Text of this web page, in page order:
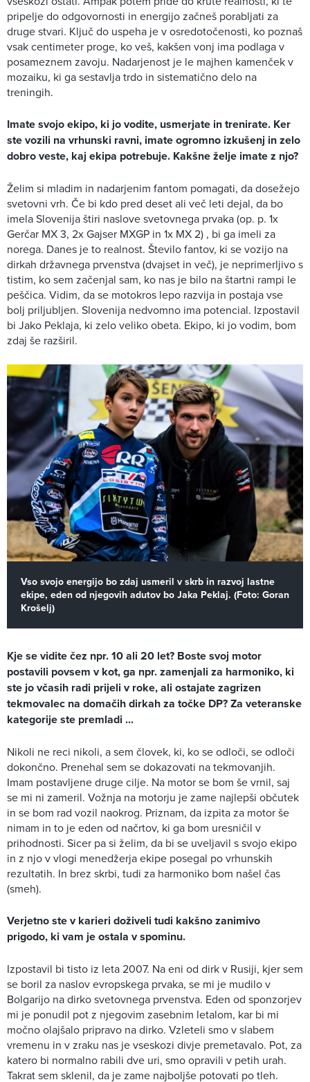
pripelje do odgovornosti in energijo začneš porabljati za
druge stvari. Ključ do uspeha je v osredotočenosti, ko poznaš
vsak centimeter proge, ko veš, kakšen vonj ima podlaga v
posameznem zavoju. Nadarjenost je le majhen kamenček v
mozaiku, ki ga sestavlja trdo in sistematično delo na
treningih.
Imate svojo ekipo, ki jo vodite, usmerjate in trenirate. Ker
ste vozili na vrhunski ravni, imate ogromno izkušenj in zelo
dobro veste, kaj ekipa potrebuje. Kakšne želje imate z njo?
Želim si mladim in nadarjenim fantom pomagati, da dosežejo
svetovni vrh. Če bi kdo pred deset ali več leti dejal, da bo
imela Slovenija štiri naslove svetovnega prvaka (op. p. 1x
Gerčar MX 3, 2x Gajser MXGP in 1x MX 2) , bi ga imeli za
norega. Danes je to realnost. Število fantov, ki se vozijo na
dirkah državnega prvenstva (dvajset in več), je neprimerljivo s
tistim, ko sem začenjal sam, ko nas je bilo na štartni rampi le
peščica. Vidim, da se motokros lepo razvija in postaja vse
bolj priljubljen. Slovenija nedvomno ima potencial. Izpostavil
bi Jako Peklaja, ki zelo veliko obeta. Ekipo, ki jo vodim, bom
zdaj še razširil.
Vso svojo energijo bo zdaj usmeril v skrb in razvoj lastne
ekipe, eden od njegovih adutov bo Jaka Peklaj. (Foto: Goran
Krošelj)
Kje se vidite čez npr. 10 ali 20 let? Boste svoj motor
postavili povsem v kot, ga npr. zamenjali za harmoniko, ki
ste jo včasih radi prijeli v roke, ali ostajate zagrizen
tekmovalec na domačih dirkah za točke DP? Za veteranske
kategorije ste premladi ...
Nikoli ne reci nikoli, a sem človek, ki, ko se odloči, se odloči
dokončno. Prenehal sem se dokazovati na tekmovanjih.
Imam postavljene druge cilje. Na motor se bom še vrnil, saj
se mi ni zameril. Vožnja na motorju je zame najlepši občutek
in se bom rad vozil naokrog. Priznam, da izpita za motor še
nimam in to je eden od načrtov, ki ga bom uresničil v
prihodnosti. Sicer pa si želim, da bi se uveljavil s svojo ekipo
in z njo v vlogi menedžerja ekipe posegal po vrhunskih
rezultatih. In brez skrbi, tudi za harmoniko bom našel čas
(smeh).
Verjetno ste v karieri doživeli tudi kakšno zanimivo
prigodo, ki vam je ostala v spominu.
Izpostavil bi tisto iz leta 2007. Na eni od dirk v Rusiji, kjer sem
se boril za naslov evropskega prvaka, se mi je mudilo v
Bolgarijo na dirko svetovnega prvenstva. Eden od sponzorjev
mi je ponudil pot z njegovim zasebnim letalom, kar bi mi
močno olajšalo pripravo na dirko. Vzleteli smo v slabem
vremenu in v zraku nas je vseskozi divje premetavalo. Pot, za
katero bi normalno rabili dve uri, smo opravili v petih urah.
Takrat sem sklenil, da je zame najboljše potovati po tleh.